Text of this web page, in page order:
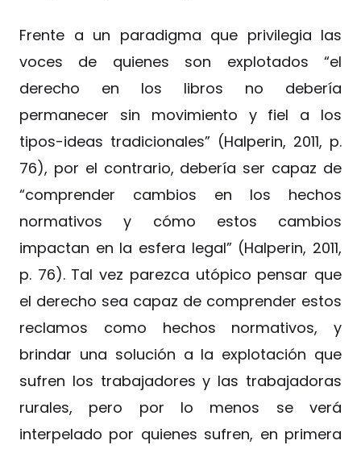
Frente a un paradigma que privilegia las
voces de quienes son explotados “el
derecho en los libros no debería
permanecer sin movimiento y fiel a los
tipos-ideas tradicionales” (Halperin, 2011, p.
76), por el contrario, debería ser capaz de
“comprender cambios en los hechos
normativos y cómo estos cambios
impactan en la esfera legal” (Halperin, 2011,
p. 76). Tal vez parezca utópico pensar que
el derecho sea capaz de comprender estos
reclamos como hechos normativos, y
brindar una solución a la explotación que
sufren los trabajadores y las trabajadoras
rurales, pero por lo menos se verá
interpelado por quienes sufren, en primera